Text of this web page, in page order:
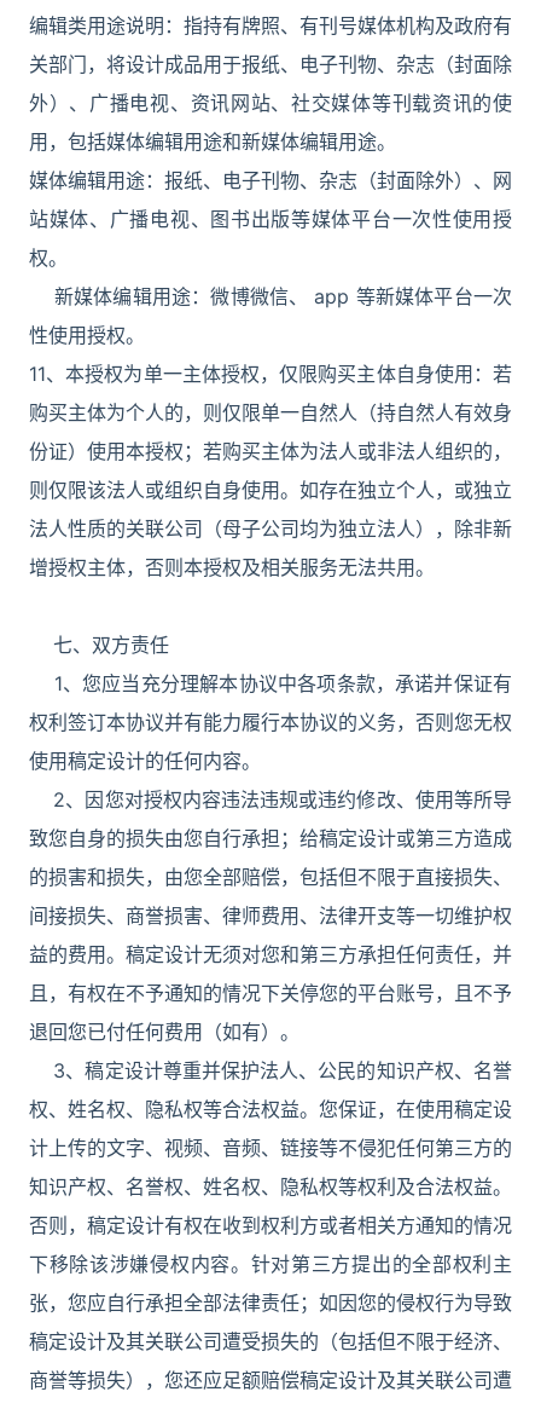
编辑类用途说明：指持有牌照、有刊号媒体机构及政府有
关部门，将设计成品用于报纸、电子刊物、杂志（封面除
外）、广播电视、资讯网站、社交媒体等刊载资讯的使
用，包括媒体编辑用途和新媒体编辑用途。
媒体编辑用途：报纸、电子刊物、杂志（封面除外）、网
站媒体、广播电视、图书出版等媒体平台一次性使用授
权。
新媒体编辑用途：微博微信、 app 等新媒体平台一次
性使用授权。
11、本授权为单一主体授权，仅限购买主体自身使用：若
购买主体为个人的，则仅限单一自然人（持自然人有效身
份证）使用本授权；若购买主体为法人或非法人组织的，
则仅限该法人或组织自身使用。如存在独立个人，或独立
法人性质的关联公司（母子公司均为独立法人），除非新
增授权主体，否则本授权及相关服务无法共用。
七、双方责任
1、您应当充分理解本协议中各项条款，承诺并保证有
权利签订本协议并有能力履行本协议的义务，否则您无权
使用稿定设计的任何内容。
2、因您对授权内容违法违规或违约修改、使用等所导
致您自身的损失由您自行承担；给稿定设计或第三方造成
的损害和损失，由您全部赔偿，包括但不限于直接损失、
间接损失、商誉损害、律师费用、法律开支等一切维护权
益的费用。稿定设计无须对您和第三方承担任何责任，并
且，有权在不予通知的情况下关停您的平台账号，且不予
退回您已付任何费用（如有）。
3、稿定设计尊重并保护法人、公民的知识产权、名誉
权、姓名权、隐私权等合法权益。您保证，在使用稿定设
计上传的文字、视频、音频、链接等不侵犯任何第三方的
知识产权、名誉权、姓名权、隐私权等权利及合法权益。
否则，稿定设计有权在收到权利方或者相关方通知的情况
下移除该涉嫌侵权内容。针对第三方提出的全部权利主
张，您应自行承担全部法律责任；如因您的侵权行为导致
稿定设计及其关联公司遭受损失的（包括但不限于经济、
商誉等损失），您还应足额赔偿稿定设计及其关联公司遭